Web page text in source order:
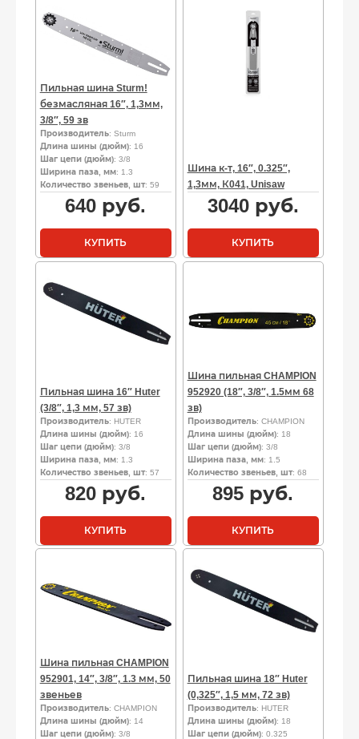
Пильная шина Sturm!
безмасляная 16″, 1,3мм,
3/8″, 59 зв
Производитель: Sturm
Длина шины (дюйм): 16
Шаг цепи (дюйм): 3/8
Ширина паза, мм: 1.3
Количество звеньев, шт: 59
640 руб.
КУПИТЬ
Шина к-т, 16″, 0.325″,
1,3мм, К041, Unisaw
3040руб.
КУПИТЬ
Пильная шина 16″ Huter
(3/8″, 1,3 мм, 57 зв)
Производитель: HUTER
Длина шины (дюйм): 16
Шаг цепи (дюйм): 3/8
Ширина паза, мм: 1.3
Количество звеньев, шт: 57
820 руб.
КУПИТЬ
Шина пильная CHAMPION
952920 (18″, 3/8″, 1.5мм 68
зв)
Производитель: CHAMPION
Длина шины (дюйм): 18
Шаг цепи (дюйм): 3/8
Ширина паза, мм: 1.5
Количество звеньев, шт: 68
895 руб.
КУПИТЬ
Шина пильная CHAMPION
952901, 14″, 3/8″, 1.3 мм, 50
звеньев
Производитель: CHAMPION
Длина шины (дюйм): 14
Шаг цепи (дюйм): 3/8
Пильная шина 18″ Huter
(0,325″, 1,5 мм, 72 зв)
Производитель: HUTER
Длина шины (дюйм): 18
Шаг цепи (дюйм): 0.325